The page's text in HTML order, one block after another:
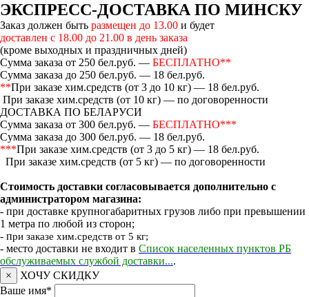
ЭКСПРЕСС-ДОСТАВКА ПО МИНСКУ
Заказ должен быть размещен до 13.00 и будет
доставлен с 18.00 до 21.00 в день заказа
(кроме выходных и праздничных дней)
Сумма заказа от 250 бел.руб. — БЕСПЛАТНО**
Сумма заказа до 250 бел.руб. — 18 бел.руб.
**При заказе хим.средств (от 3 до 10 кг) — 18 бел.руб.
При заказе хим.средств (от 10 кг) — по договоренности
ДОСТАВКА ПО БЕЛАРУСИ
Сумма заказа от 300 бел.руб. — БЕСПЛАТНО***
Сумма заказа до 300 бел.руб. — 18 бел.руб.
***При заказе хим.средств (от 3 до 5 кг) — 18 бел.руб.
При заказе хим.средств (от 5 кг) — по договоренности
Стоимость доставки согласовывается дополнительно с
администратором магазина:
- при доставке крупногабаритных грузов либо при превышении
1 метра по любой из сторон;
- при заказе хим.средств от 5 кг;
- место доставки не входит в Список населенных пунктов РБ
обслуживаемых службой доставки....
×
ХОЧУ СКИДКУ
Ваше имя*